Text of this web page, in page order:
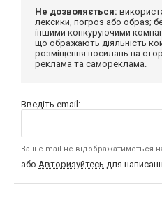
Не дозволяється:
лексики, погроз або образ;
іншими конкуруючими
що ображають діяльність
розміщення посилань на
реклама та самореклама.
Введіть email:
Ваш e-mail не відображатиметься
або Авторизуйтесь для